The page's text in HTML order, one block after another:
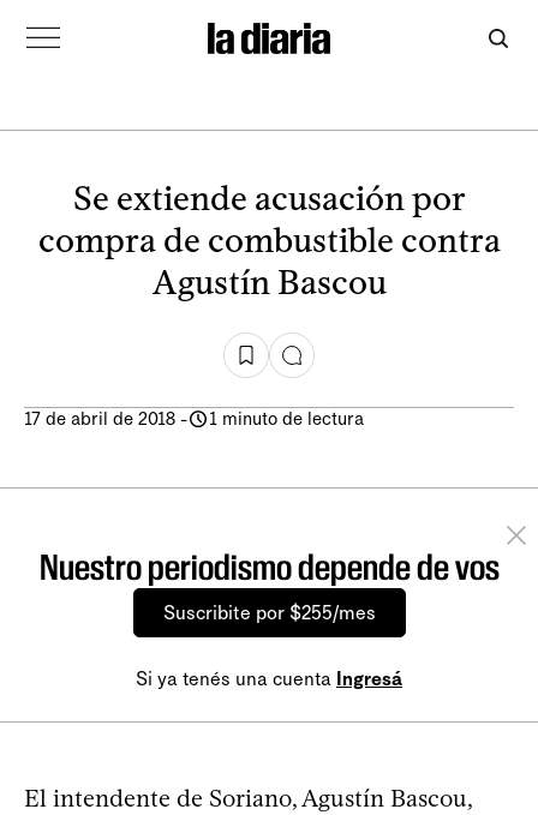
Se extiende acusación por
compra de combustible contra
Agustín Bascou
17 de abril de 2018 - 1 minuto de lectura
Nuestro periodismo depende de vos
Suscribite por $255/mes
Si ya tenés una cuenta Ingresá
El intendente de Soriano, Agustín Bascou,